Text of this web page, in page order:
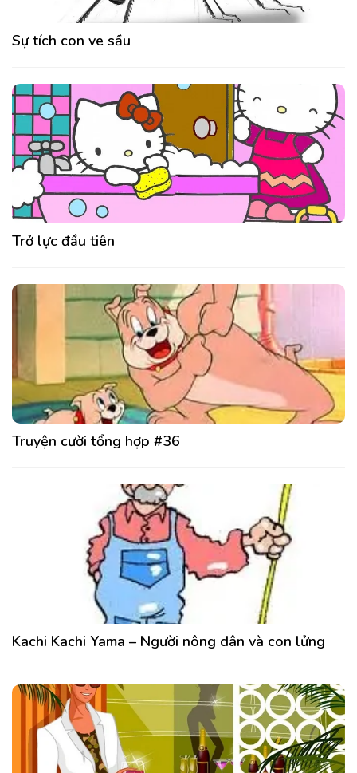
Sự tích con ve sầu
Trở lực đầu tiên
Truyện cười tổng hợp #36
Kachi Kachi Yama – Người nông dân và con lửng